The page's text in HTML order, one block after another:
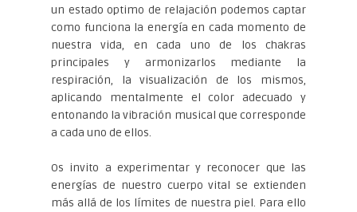
un estado optimo de relajación podemos captar
como funciona la energía en cada momento de
nuestra vida, en cada uno de los chakras
principales y armonizarlos mediante la
respiración, la visualización de los mismos,
aplicando mentalmente el color adecuado y
entonando la vibración musical que corresponde
a cada uno de ellos.
Os invito a experimentar y reconocer que las
energías de nuestro cuerpo vital se extienden
más allá de los límites de nuestra piel. Para ello